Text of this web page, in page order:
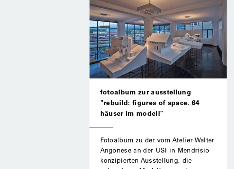
fotoalbum zur ausstellung
"rebuild: figures of space. 64
häuser im modell"
Fotoalbum zu der vom Atelier Walter
Angonese an der USI in Mendrisio
konzipierten Ausstellung, die